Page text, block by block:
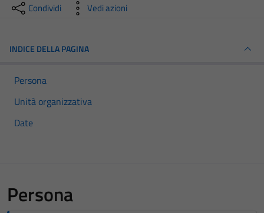
Condividi Vedi azioni
INDICE DELLA PAGINA
Persona
Unità organizzativa
Date
Persona